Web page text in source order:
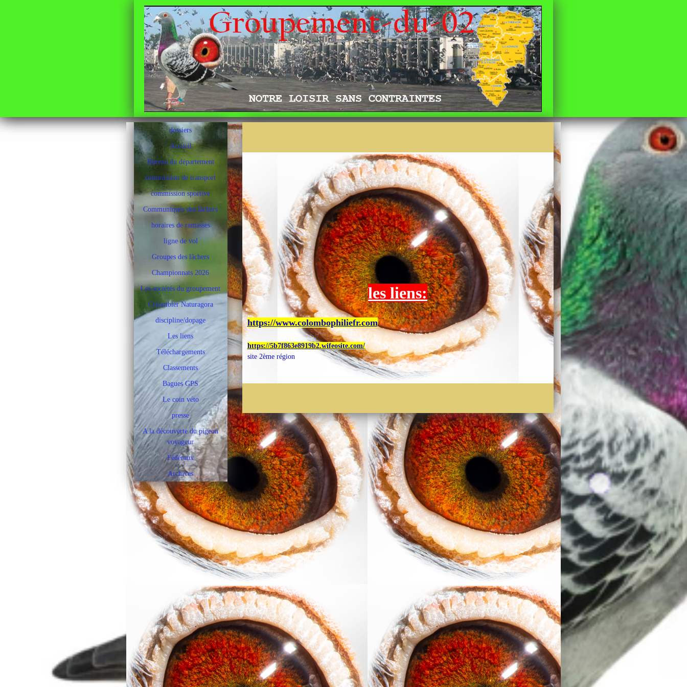
dossiers
Accueil
Bureau du département
commission de transport
commission sportive
Communiqués des lâchers
horaires de ramasses
ligne de vol
Groupes des lâchers
Championnats 2026
Les sociétés du groupement
Colombier Naturagora
discipline/dopage
Les liens
Téléchargements
Classements
Bagues GPS
Le coin véto
presse
A la découverte du pigeon
voyageur
Fédéraux
Archives
les liens:
https://www.colombophiliefr.com
https://5b7f863e8919b2.wifeosite.com/
site 2ème région